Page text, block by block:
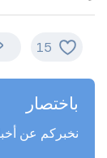
15
باختصار
نخبركم عن